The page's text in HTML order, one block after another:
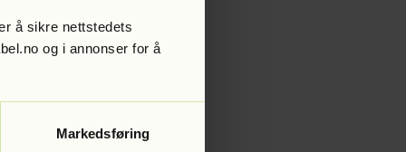
å sikre nettstedets
og i annonser for å
Markedsføring